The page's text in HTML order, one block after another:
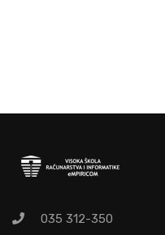
035 312-350